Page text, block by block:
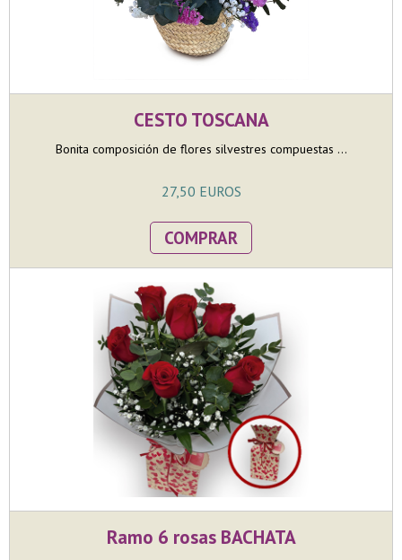
CESTO TOSCANA
Bonita composición de flores silvestres compuestas ...
27,50 EUROS
COMPRAR
Ramo 6 rosas BACHATA